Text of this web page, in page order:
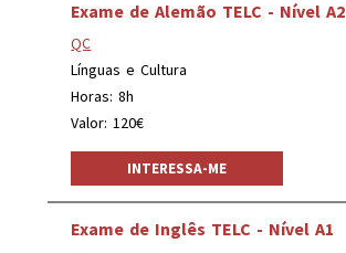
Exame de Alemão TELC - Nível A2
QC
Línguas e Cultura
Horas: 8h
Valor: 120€
INTERESSA-ME
Exame de Inglês TELC - Nível A1